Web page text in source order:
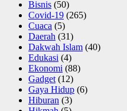
Bisnis (50)
Covid-19 (265)
Cuaca (5)
Daerah (31)
Dakwah Islam (40)
Edukasi (4)
Ekonomi (88)
Gadget (12)
Gaya Hidup (6)
Hiburan (3)